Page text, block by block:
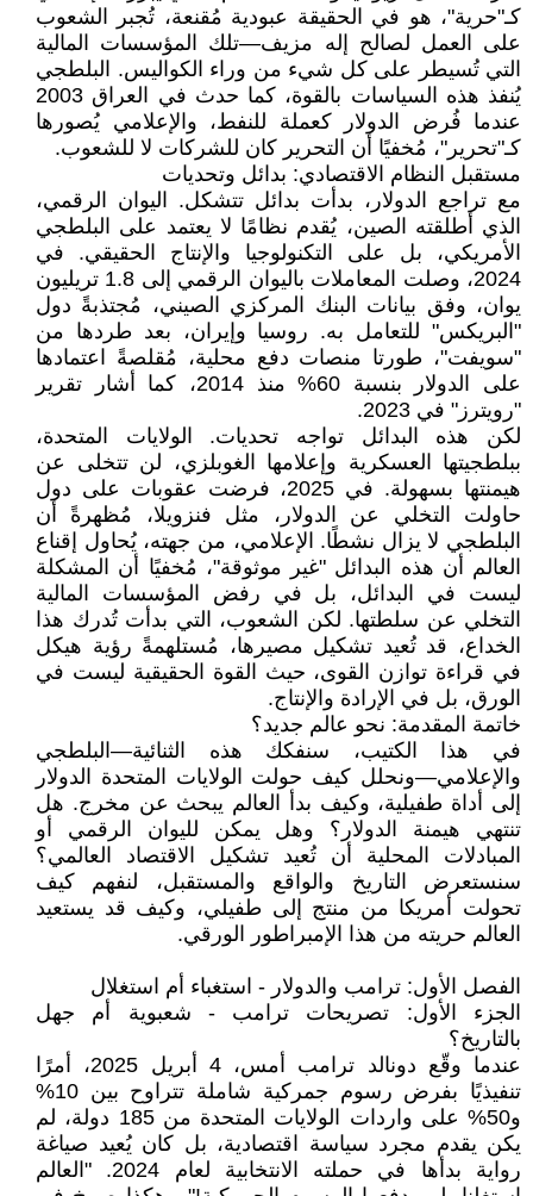
كـ"حرية"، هو في الحقيقة عبودية مُقنعة، تُجبر الشعوب
على العمل لصالح إله مزيف—تلك المؤسسات المالية
التي تُسيطر على كل شيء من وراء الكواليس. البلطجي
يُنفذ هذه السياسات بالقوة، كما حدث في العراق 2003
عندما فُرض الدولار كعملة للنفط، والإعلامي يُصورها
كـ"تحرير"، مُخفيًا أن التحرير كان للشركات لا للشعوب.
مستقبل النظام الاقتصادي: بدائل وتحديات
مع تراجع الدولار، بدأت بدائل تتشكل. اليوان الرقمي،
الذي أطلقته الصين، يُقدم نظامًا لا يعتمد على البلطجي
الأمريكي، بل على التكنولوجيا والإنتاج الحقيقي. في
2024، وصلت المعاملات باليوان الرقمي إلى 1.8 تريليون
يوان، وفق بيانات البنك المركزي الصيني، مُجتذبةً دول
"البريكس" للتعامل به. روسيا وإيران، بعد طردها من
"سويفت"، طورتا منصات دفع محلية، مُقلصةً اعتمادها
على الدولار بنسبة 60% منذ 2014، كما أشار تقرير
"رويترز" في 2023.
لكن هذه البدائل تواجه تحديات. الولايات المتحدة،
ببلطجيتها العسكرية وإعلامها الغوبلزي، لن تتخلى عن
هيمنتها بسهولة. في 2025، فرضت عقوبات على دول
حاولت التخلي عن الدولار، مثل فنزويلا، مُظهرةً أن
البلطجي لا يزال نشطًا. الإعلامي، من جهته، يُحاول إقناع
العالم أن هذه البدائل "غير موثوقة"، مُخفيًا أن المشكلة
ليست في البدائل، بل في رفض المؤسسات المالية
التخلي عن سلطتها. لكن الشعوب، التي بدأت تُدرك هذا
الخداع، قد تُعيد تشكيل مصيرها، مُستلهمةً رؤية هيكل
في قراءة توازن القوى، حيث القوة الحقيقية ليست في
الورق، بل في الإرادة والإنتاج.
خاتمة المقدمة: نحو عالم جديد؟
في هذا الكتيب، سنفكك هذه الثنائية—البلطجي
والإعلامي—ونحلل كيف حولت الولايات المتحدة الدولار
إلى أداة طفيلية، وكيف بدأ العالم يبحث عن مخرج. هل
تنتهي هيمنة الدولار؟ وهل يمكن لليوان الرقمي أو
المبادلات المحلية أن تُعيد تشكيل الاقتصاد العالمي؟
سنستعرض التاريخ والواقع والمستقبل، لنفهم كيف
تحولت أمريكا من منتج إلى طفيلي، وكيف قد يستعيد
العالم حريته من هذا الإمبراطور الورقي.
الفصل الأول: ترامب والدولار - استغباء أم استغلال
الجزء الأول: تصريحات ترامب - شعبوية أم جهل
بالتاريخ؟
عندما وقّع دونالد ترامب أمس، 4 أبريل 2025، أمرًا
تنفيذيًا بفرض رسوم جمركية شاملة تتراوح بين 10%
و50% على واردات الولايات المتحدة من 185 دولة، لم
يكن يقدم مجرد سياسة اقتصادية، بل كان يُعيد صياغة
رواية بدأها في حملته الانتخابية لعام 2024. "العالم